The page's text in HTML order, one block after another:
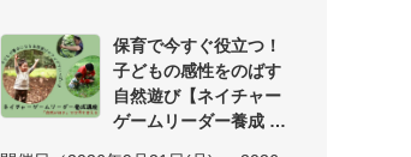
保育で今すぐ役立つ！
子どもの感性をのばす
自然遊び【ネイチャー
ゲームリーダー養成